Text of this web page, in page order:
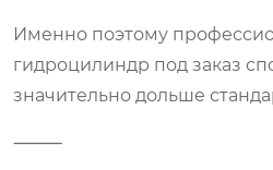
Именно поэтому
гидроцилиндр под заказ
значительно дольше
⸻